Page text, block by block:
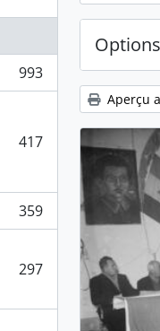
993
417
359
297
Aperçu